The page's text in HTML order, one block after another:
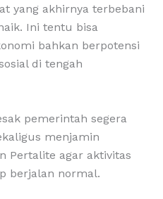
yang akhirnya terbebani
Ini tentu bisa
bahkan berpotensi
di tengah
pemerintah segera
menjamin
Pertalite agar aktivitas
berjalan normal.